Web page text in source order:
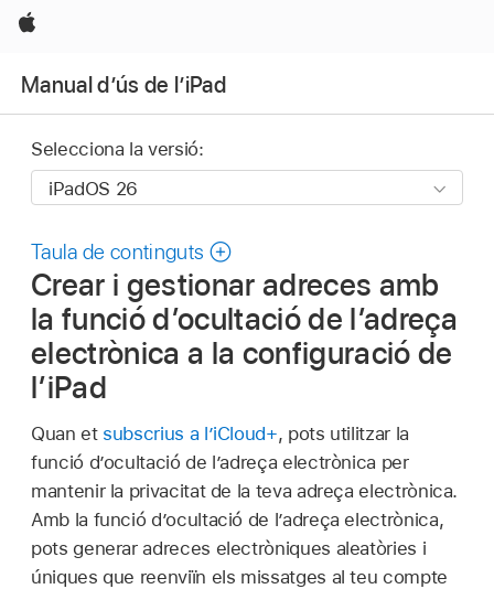
Apple
Manual d’ús de l’iPad
Selecciona la versió:
Taula de continguts
Crear i gestionar adreces amb
la funció d’ocultació de l’adreça
electrònica a la configuració de
l’iPad
Quan et subscrius a l’iCloud+, pots utilitzar la
funció d’ocultació de l’adreça electrònica per
mantenir la privacitat de la teva adreça electrònica.
Amb la funció d’ocultació de l’adreça electrònica,
pots generar adreces electròniques aleatòries i
úniques que reenviïn els missatges al teu compte